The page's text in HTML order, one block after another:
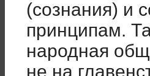
(сознания) и
принципам.
народная
не на